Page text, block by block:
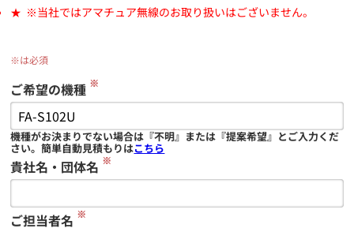
※当社ではアマチュア無線のお取り扱いはございません。
※は必須
ご希望の機種 ※
機種がお決まりでない場合は『不明』または『提案希望』とご入力くだ
さい。簡単自動見積もりはこちら
貴社名・団体名 ※
ご担当者名 ※